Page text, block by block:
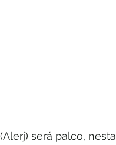
será palco, nesta